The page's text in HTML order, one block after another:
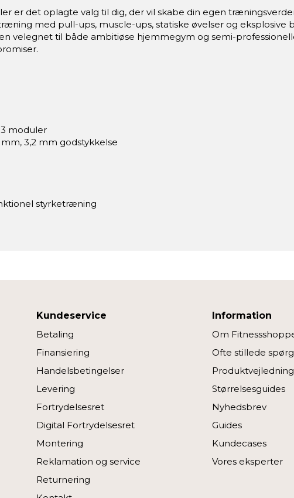
er det oplagte valg til dig, der vil skabe din egen
med pull-ups, muscle-ups, statiske øvelser og
velegnet til både ambitiøse hjemmegym og semi-
moduler
3,2 mm godstykkelse
styrketræning
Kundeservice
Betaling
Finansiering
Handelsbetingelser
Levering
Fortrydelsesret
Digital Fortrydelsesret
Montering
Reklamation og service
Returnering
Information
Om
Ofte stillede
Størrelsesguides
Nyhedsbrev
Guides
Kundecases
Vores eksperter